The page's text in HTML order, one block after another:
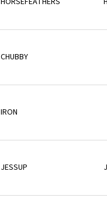
CHUBBY
IRON
JESSUP